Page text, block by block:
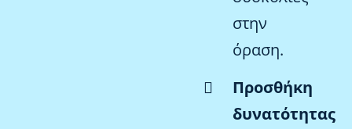
στην
όραση.
Προσθήκη
δυνατότητας